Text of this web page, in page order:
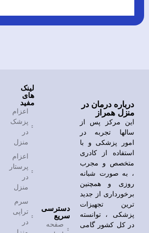
درباره درمان در
منزل همراز
این مرکز پس از
سالها تجربه در
امور پزشکی و با
استفاده از کادری
متخصص و مجرب
، به صورت شبانه
روزی و همچنین
برخورداری از جدید
ترین تجهیزات
پزشکی ، توانسته
در کل کشور گامی
دسترسی
سریع
صفحه
لینک
های
مفید
اعزام
پزشک
در
منزل
اعزام
پرستار
در
منزل
سرم
تراپی
در